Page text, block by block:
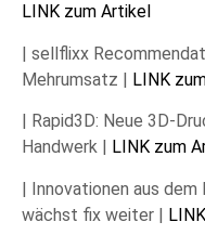
LINK zum Artikel
| sellflixx
Mehrumsatz | LINK
| Rapid3D: Neue 3D-
Handwerk |
LINK zum
| Innovationen aus dem
wächst fix weiter |